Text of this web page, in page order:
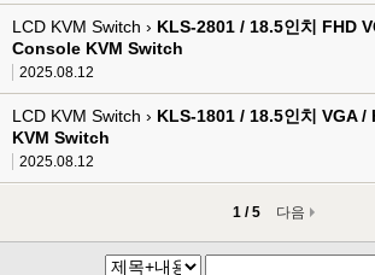
LCD KVM Switch › KLS-2801 / 18.5인치 FHD
Console KVM Switch
2025.08.12
LCD KVM Switch › KLS-1801 / 18.5인치 VGA
KVM Switch
2025.08.12
1 / 5 다음